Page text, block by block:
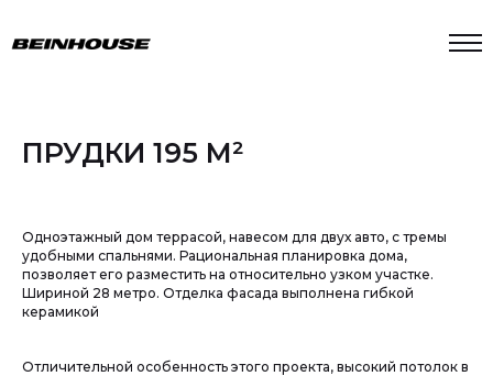
ПРУДКИ 195 М²
Одноэтажный дом террасой, навесом для двух авто, с тремы
удобными спальнями. Рациональная планировка дома,
позволяет его разместить на относительно узком участке.
Шириной 28 метро. Отделка фасада выполнена гибкой
керамикой
Отличительной особенность этого проекта, высокий потолок в